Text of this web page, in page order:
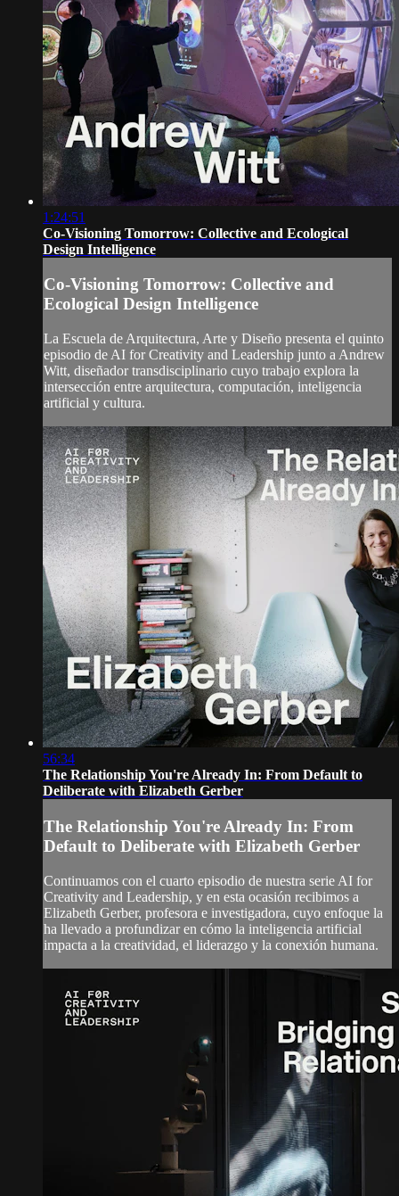
1:24:51
Co-Visioning Tomorrow: Collective and Ecological
Design Intelligence
Co-Visioning Tomorrow: Collective and
Ecological Design Intelligence
La Escuela de Arquitectura, Arte y Diseño presenta el quinto
episodio de AI for Creativity and Leadership junto a Andrew
Witt, diseñador transdisciplinario cuyo trabajo explora la
intersección entre arquitectura, computación, inteligencia
artificial y cultura.
56:34
The Relationship You're Already In: From Default to
Deliberate with Elizabeth Gerber
The Relationship You're Already In: From
Default to Deliberate with Elizabeth Gerber
Continuamos con el cuarto episodio de nuestra serie AI for
Creativity and Leadership, y en esta ocasión recibimos a
Elizabeth Gerber, profesora e investigadora, cuyo enfoque la
ha llevado a profundizar en cómo la inteligencia artificial
impacta a la creatividad, el liderazgo y la conexión humana.